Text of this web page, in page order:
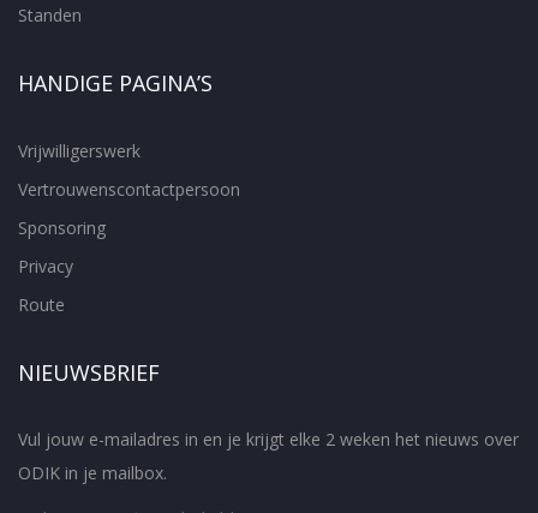
Standen
HANDIGE PAGINA’S
Vrijwilligerswerk
Vertrouwenscontactpersoon
Sponsoring
Privacy
Route
NIEUWSBRIEF
Vul jouw e-mailadres in en je krijgt elke 2 weken het nieuws over
ODIK in je mailbox.